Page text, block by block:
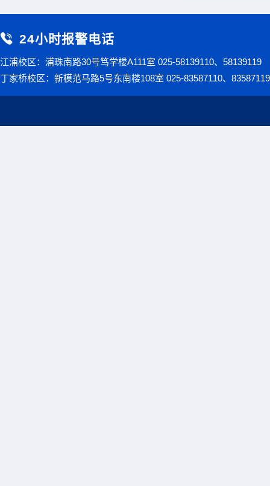
24小时报警电话
江浦校区：浦珠南路30号笃学楼A111室 025-58139110、58139119
丁家桥校区：新模范马路5号东南楼108室 025-83587110、83587119